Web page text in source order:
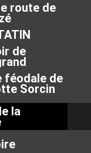
route de
de
féodale de
Sorcin
la